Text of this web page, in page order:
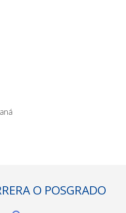
O POSGRADO